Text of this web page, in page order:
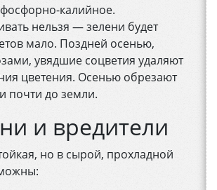
калийное.
нельзя — зелени будет
мало. Поздней осенью,
увядшие соцветия удаляют
цветения. Осенью обрезают
почти до земли.
и вредители
но в сырой, прохладной